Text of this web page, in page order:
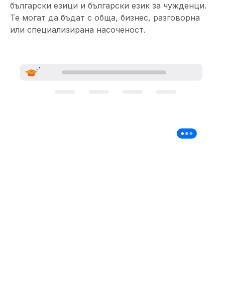
български езици и български език за чужденци.
Те могат да бъдат с обща, бизнес, разговорна
или специализирана насоченост.